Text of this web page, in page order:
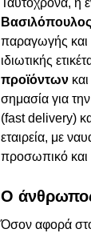
Ταυτόχρονα, η
Βασιλόπουλος
παραγωγής και
ιδιωτικής
προϊόντων και
σημασία για την
(fast delivery)
εταιρεία, με
προσωπικό και
Ο
Όσον αφορά